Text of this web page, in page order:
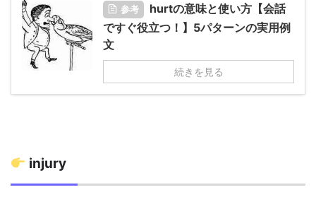
参考
hurtの意味と使い方【会話
ですぐ役立つ！】5パターンの実用例
文
続きを見る
injury